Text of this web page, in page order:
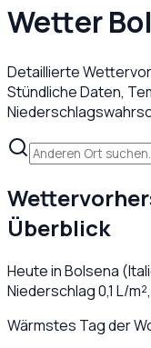
Wetter
Detaillierte
Stündliche Daten,
Überblick
Heute inBolsena (
Niederschlag0,1 L/
Wärmstes Tag der